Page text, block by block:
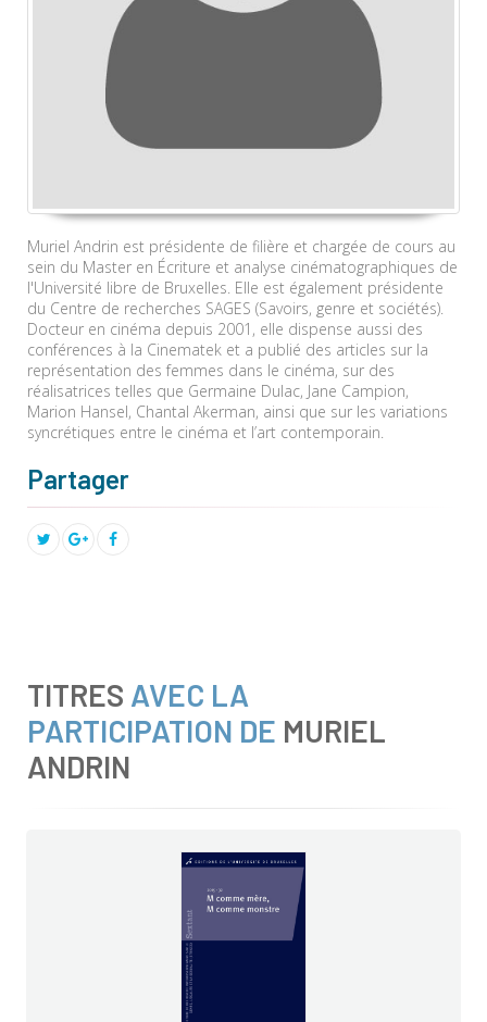
Muriel Andrin est présidente de filière et chargée de cours au
sein du Master en Écriture et analyse cinématographiques de
l'Université libre de Bruxelles. Elle est également présidente
du Centre de recherches SAGES (Savoirs, genre et sociétés).
Docteur en cinéma depuis 2001, elle dispense aussi des
conférences à la Cinematek et a publié des articles sur la
représentation des femmes dans le cinéma, sur des
réalisatrices telles que Germaine Dulac, Jane Campion,
Marion Hansel, Chantal Akerman, ainsi que sur les variations
syncrétiques entre le cinéma et l’art contemporain.
Partager
TITRES AVEC LA
PARTICIPATION DE MURIEL
ANDRIN